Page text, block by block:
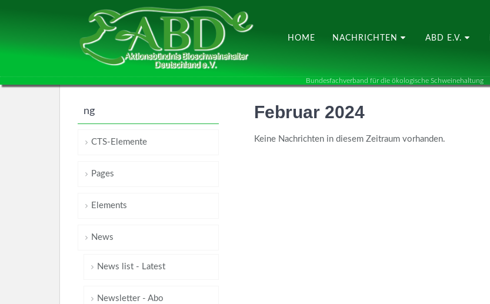
HOME NACHRICHTEN ABD E.V.
Bundesfachverband für die ökologische Schweinehaltung
Februar 2024
Keine Nachrichten in diesem Zeitraum vorhanden.
ng
CTS-Elemente
Pages
Elements
News
News list - Latest
Newsletter - Abo